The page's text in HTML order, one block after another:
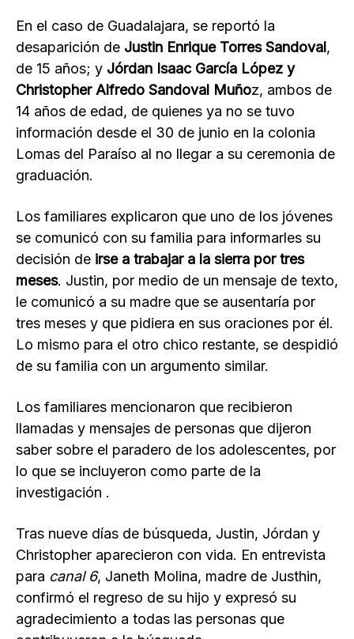
En el caso de Guadalajara, se reportó la
desaparición de Justin Enrique Torres Sandoval,
de 15 años; y Jórdan Isaac García López y
Christopher Alfredo Sandoval Muñoz, ambos de
14 años de edad, de quienes ya no se tuvo
información desde el 30 de junio en la colonia
Lomas del Paraíso al no llegar a su ceremonia de
graduación.
Los familiares explicaron que uno de los jóvenes
se comunicó con su familia para informarles su
decisión de irse a trabajar a la sierra por tres
meses. Justin, por medio de un mensaje de texto,
le comunicó a su madre que se ausentaría por
tres meses y que pidiera en sus oraciones por él.
Lo mismo para el otro chico restante, se despidió
de su familia con un argumento similar.
Los familiares mencionaron que recibieron
llamadas y mensajes de personas que dijeron
saber sobre el paradero de los adolescentes, por
lo que se incluyeron como parte de la
investigación .
Tras nueve días de búsqueda, Justin, Jórdan y
Christopher aparecieron con vida. En entrevista
para canal 6, Janeth Molina, madre de Justhin,
confirmó el regreso de su hijo y expresó su
agradecimiento a todas las personas que